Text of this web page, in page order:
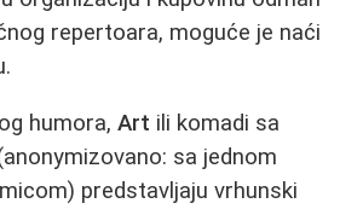
repertoara, moguće je naći
humora, Art ili komadi sa
sa jednom
predstavljaju vrhunski